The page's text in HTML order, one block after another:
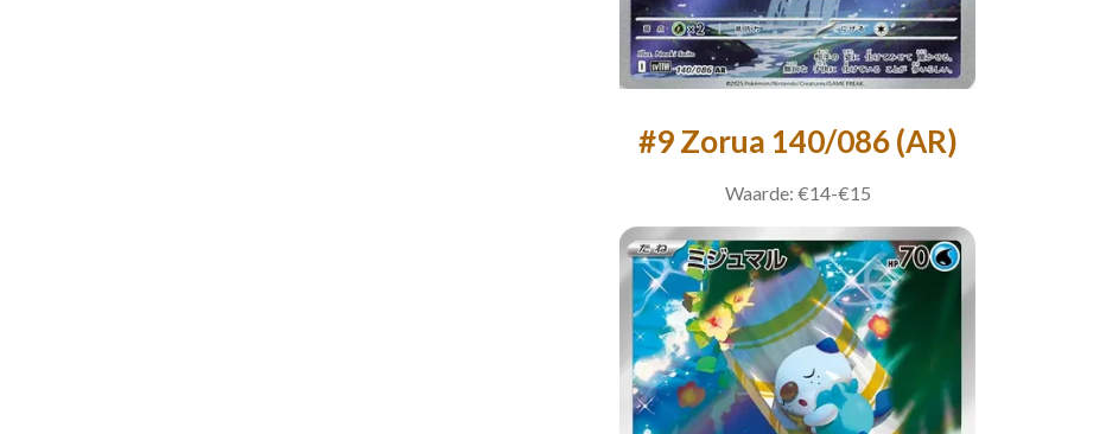
#9 Zorua 140/086 (AR)
Waarde: €14-€15